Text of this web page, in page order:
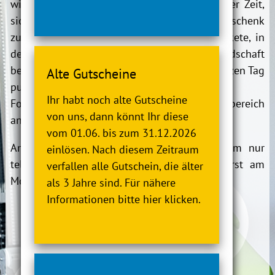
Alte Gutscheine
Ihr habt noch alte Gutscheine
von uns, dann könnt Ihr diese
vom 01.06. bis zum 31.12.2026
einlösen. Nach diesem Zeitraum
verfallen alle Gutschein, die älter
als 3 Jahre sind. Für nähere
Informationen bitte hier klicken.
wieder aufgeladen werden muss, ist es an der Zeit,
sich etwas zu gönnen. Auch als besonderes Geschenk
zu jedem Anlass eignen sich die Verwöhnpakete, in
denen der Eintritt in die Bade- und Saunalandschaft
bereits enthalten ist. So erlebt man einen ganzen Tag
pure Enstpannung in der Moor-Therme.
Folgende Anwendungen werden im Wellnessbereich
angeboten:
Am Wochenende ist das Gesundheitszentrum nur
telefonisch zu erreichen, E-Mails werden erst am
Montag wieder bearbeitet.
Mooranwendungen
Verwöhnpakete